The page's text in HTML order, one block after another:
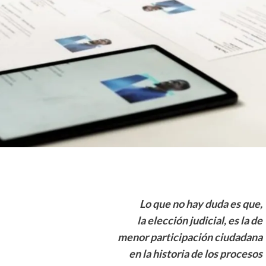
Lo que no hay duda es que,
la elección judicial, es la de
menor participación ciudadana
en la historia de los procesos